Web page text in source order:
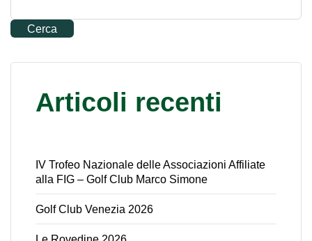
Cerca
Articoli recenti
IV Trofeo Nazionale delle Associazioni Affiliate
alla FIG – Golf Club Marco Simone
Golf Club Venezia 2026